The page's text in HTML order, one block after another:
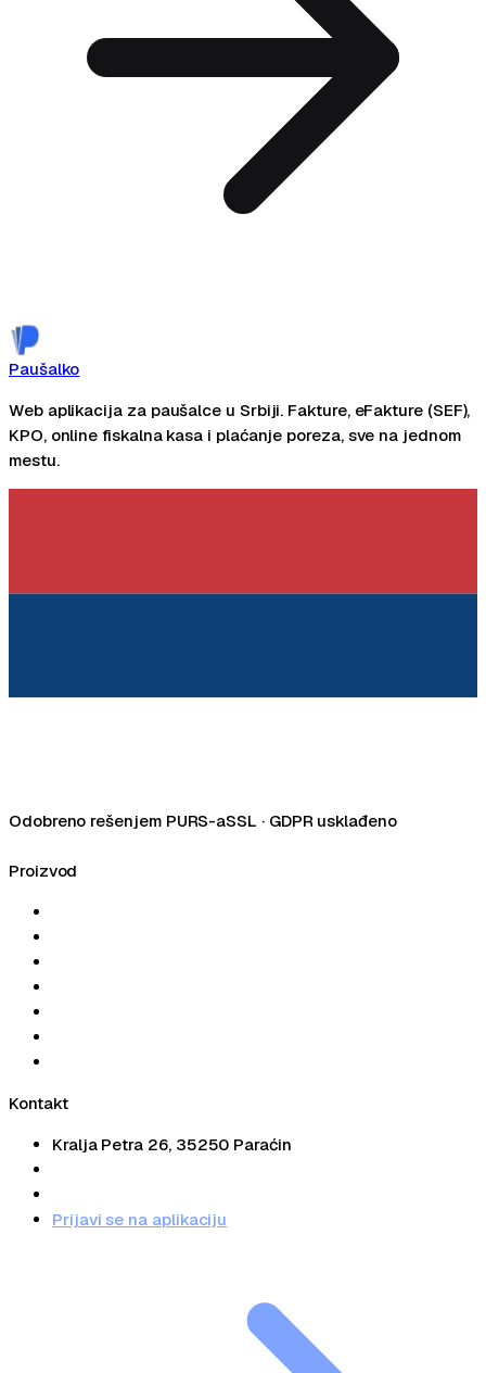
Paušalko
Web aplikacija za paušalce u Srbiji. Fakture, eFakture (SEF),
KPO, online fiskalna kasa i plaćanje poreza, sve na jednom
mestu.
Odobreno rešenjem PURS-aSSL · GDPR usklađeno
Proizvod
Kontakt
Kralja Petra 26, 35250 Paraćin
Prijavi se na aplikaciju